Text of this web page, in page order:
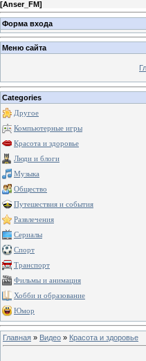
[Anser_FM]
Форма входа
Меню сайта
Categories
Другое
Компьютерные игры
Красота и здоровье
Люди и блоги
Музыка
Общество
Путешествия и события
Развлечения
Сериалы
Спорт
Транспорт
Фильмы и анимация
Хобби и образование
Юмор
Главная » Видео » Красота и здоровье